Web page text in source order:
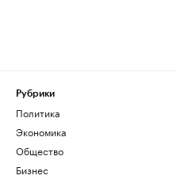
Рубрики
Политика
Экономика
Общество
Бизнес